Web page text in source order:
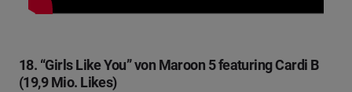
18. “Girls Like You” von Maroon 5 featuring Cardi B
(19,9 Mio. Likes)